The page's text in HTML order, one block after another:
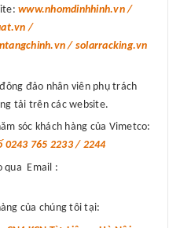
www.nhomdinhhinh.vn /
/
/ solarracking.vn
đảo nhân viên phụ trách
tải trên các website.
sóc khách hàng của Vimetco:
0243 765 2233 / 2244
qua Email :
của chúng tôi tại: